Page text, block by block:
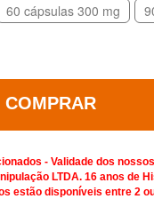
60 cápsulas 300 mg
COMPRAR
- Validade dos
LTDA. 16 anos de
estão disponíveis entre 2